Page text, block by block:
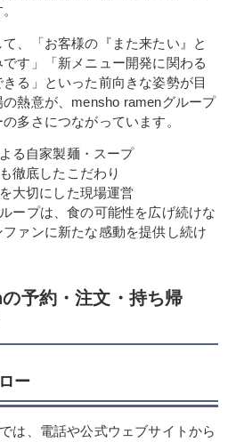
、「お客様の『また来たい』と
す」「新メニュー開発に関わる
る」といった前向きな姿勢が目
熱意が、mensho ramenグループ
多さにつながっています。
る自家製麺・スープ
徹底したこだわり
大切にした現場運営
ープは、食の可能性を広げ続けな
ァンに新たな感動を提供し続け
予約・注文・持ち帰
ー
は、電話や公式ウェブサイトから